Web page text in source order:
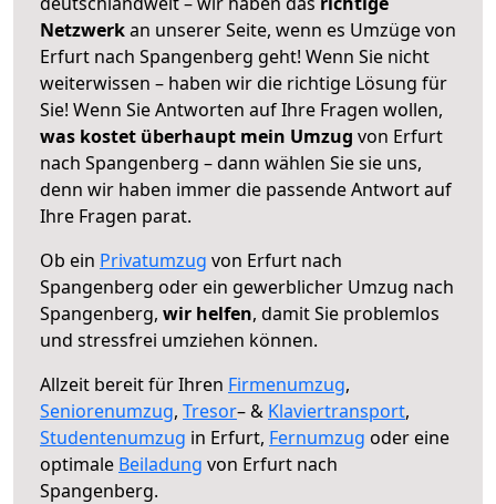
Netzwerkan unserer Seite, wenn es Umzüge von
Erfurt nach Spangenberg geht! Wenn Sie nicht
weiterwissen – haben wir die richtige Lösung für
Sie! Wenn Sie Antworten auf Ihre Fragen wollen,
was kostet überhaupt mein Umzug von Erfurt
nach Spangenberg – dann wählen Sie sie uns,
denn wir haben immer die passende Antwort auf
Ihre Fragen parat.
Ob ein Privatumzug von Erfurt nach
Spangenberg oder ein gewerblicher Umzug nach
Spangenberg, wir helfen, damit Sie problemlos
und stressfrei umziehen können.
Allzeit bereit für Ihren Firmenumzug,
Seniorenumzug, Tresor– & Klaviertransport,
Studentenumzug in Erfurt, Fernumzug oder eine
optimale Beiladung von Erfurt nach
Spangenberg.